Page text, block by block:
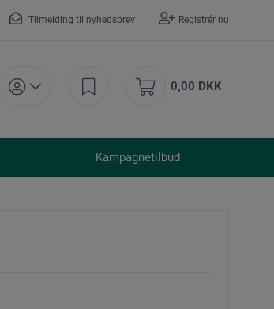
Tilmelding til nyhedsbrev Registrér nu
0,00 DKK
Kampagnetilbud